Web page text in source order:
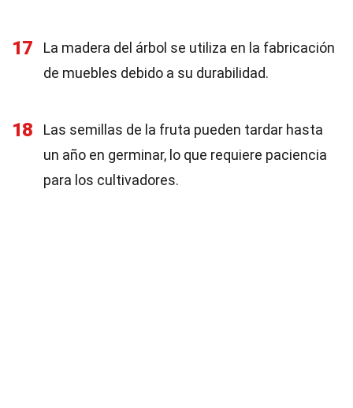
17
La madera del árbol se utiliza en la fabricación
de muebles debido a su durabilidad.
18
Las semillas de la fruta pueden tardar hasta
un año en germinar, lo que requiere paciencia
para los cultivadores.